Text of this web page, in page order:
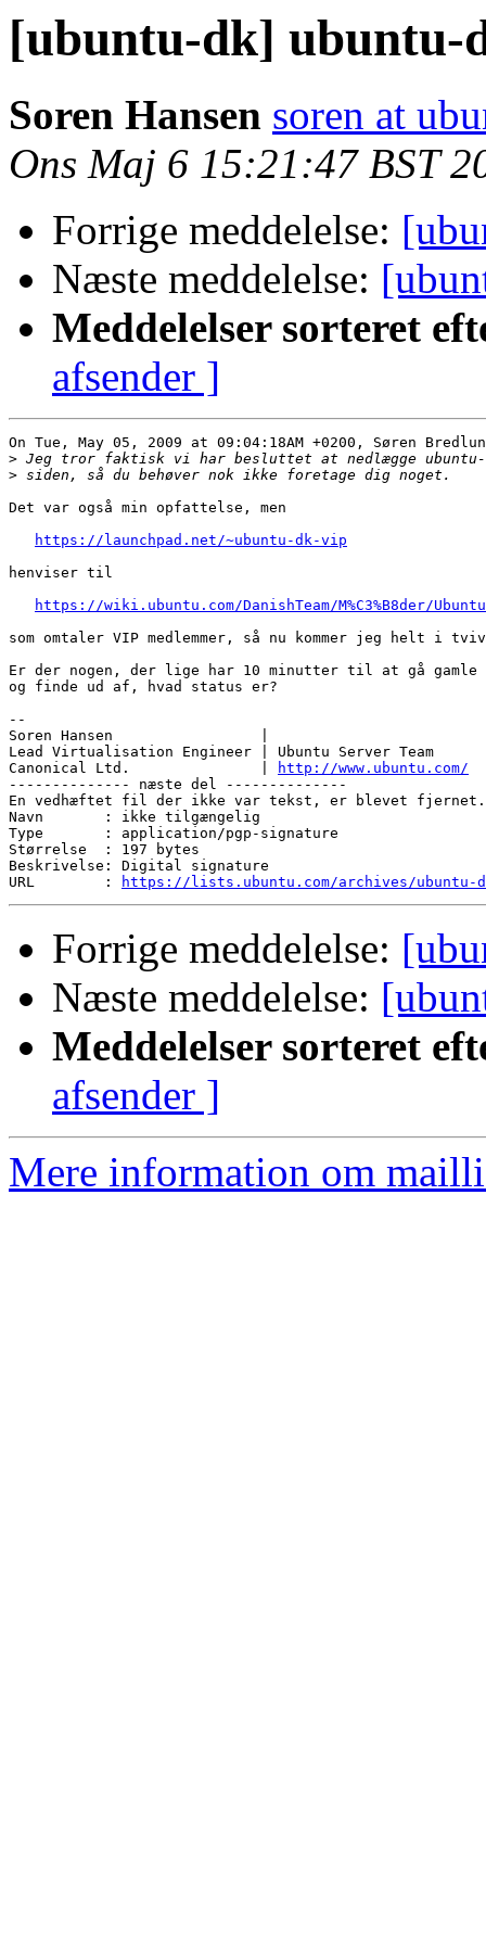
[ubuntu-dk] ubuntu-
Soren Hansen soren at
Ons Maj 6 15:21:47 BST
Forrige meddelelse:
Næste meddelelse:
Meddelelser sorteret
afsender ]
On Tue, May 05, 2009 at 09:04:18AM +0200, Søren
>
>
Det var også min opfattelse, men
https://launchpad.net/~ubuntu-dk-vip
henviser til
https://wiki.ubuntu.com/DanishTeam/M%C3%B8der/
som omtaler VIP medlemmer, så nu kommer jeg helt i
Er der nogen, der lige har 10 minutter til at gå gamle
og finde ud af, hvad status er?
--
Soren Hansen                 |
Lead Virtualisation Engineer | Ubuntu Server Team
Canonical Ltd.               |
http://www.ubuntu.com/
-------------- næste del --------------
En vedhæftet fil der ikke var tekst, er blevet
Navn       : ikke tilgængelig
Type       : application/pgp-signature
Størrelse  : 197 bytes
Beskrivelse: Digital signature
URL        :
https://lists.ubuntu.com/archives/ubuntu-
Forrige meddelelse:
Næste meddelelse:
Meddelelser sorteret
afsender ]
Mere information om